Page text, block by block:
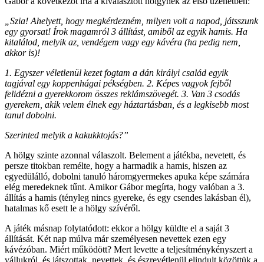
„Szia! Ahelyett, hogy megkérdezném, milyen volt a napod, játsszunk
egy gyorsat! Írok magamról 3 állítást, amiből az egyik hamis. Ha
kitalálod, melyik az, vendégem vagy egy kávéra (ha pedig nem,
akkor is)!
1. Egyszer véletlenül kezet fogtam a dán királyi család egyik
tagjával egy koppenhágai pékségben. 2. Képes vagyok fejből
felidézni a gyerekkorom összes reklámszövegét. 3. Van 3 csodás
gyerekem, akik velem élnek egy háztartásban, és a legkisebb most
tanul dobolni.
Szerinted melyik a kakukktojás?”
A hölgy szinte azonnal válaszolt. Belement a játékba, nevetett, és
persze titokban remélte, hogy a harmadik a hamis, hiszen az
egyedülálló, dobolni tanuló háromgyermekes apuka képe számára
elég meredeknek tűnt. Amikor Gábor megírta, hogy valóban a 3.
állítás a hamis (tényleg nincs gyereke, és egy csendes lakásban él),
hatalmas kő esett le a hölgy szívéről.
A játék másnap folytatódott: ekkor a hölgy küldte el a saját 3
állítását. Két nap múlva már személyesen nevettek ezen egy
kávézóban. Miért működött? Mert levette a teljesítménykényszert a
vállukról, és játszottak, nevettek, és észrevétlenül elindult közöttük a